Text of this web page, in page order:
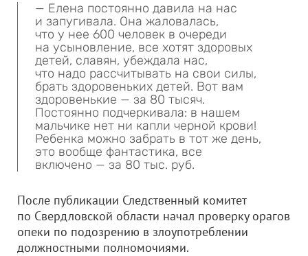
— Елена постоянно давила на нас
и запугивала. Она жаловалась,
что у нее 600 человек в очереди
на усыновление, все хотят здоровых
детей, славян, убеждала нас,
что надо рассчитывать на свои силы,
брать здоровеньких детей. Вот вам
здоровенькие — за 80 тысяч.
Постоянно подчеркивала: в нашем
мальчике нет ни капли черной крови!
Ребенка можно забрать в тот же день,
это вообще фантастика, все
включено — за 80 тыс. руб.
После публикации Следственный комитет
по Свердловской области начал проверку орагов
опеки по подозрению в злоупотреблении
должностными полномочиями.